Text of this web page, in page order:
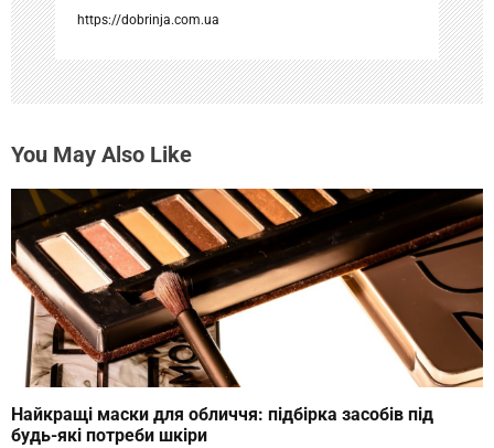
я
м
https://dobrinja.com.ua
You May Also Like
Найкращі маски для обличчя: підбірка засобів під
будь-які потреби шкіри